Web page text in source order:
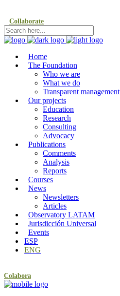
Collaborate
Home
The Foundation
Who we are
What we do
Transparent management
Our projects
Education
Research
Consulting
Advocacy
Publications
Comments
Analysis
Reports
Courses
News
Newsletters
Articles
Observatory LATAM
Jurisdicción Universal
Events
ESP
ENG
Colabora